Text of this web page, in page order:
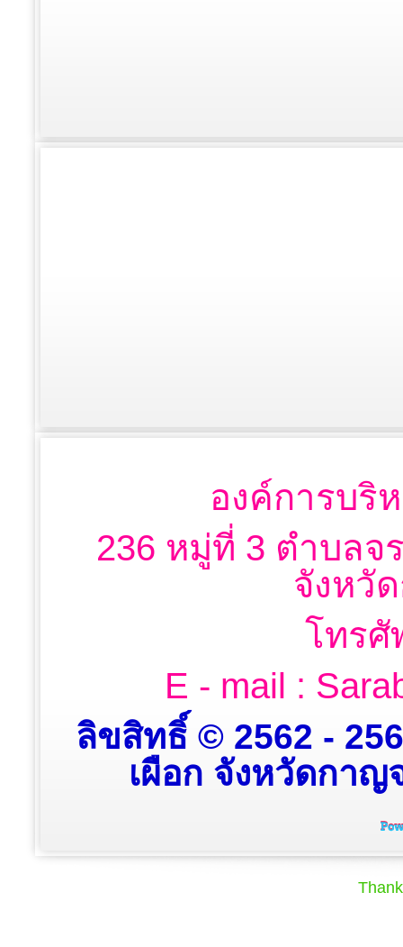
องค์การบริ
236 หมู่ที่ 3 ตำบลจ
จังหวั
โทรศั
E - mail :
ลิขสิทธิ์ © 2562 -
เผือก จังหวัดกา